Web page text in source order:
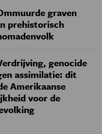
graven
prehistorisch
genocide
assimilatie: dit
Amerikaanse
voor de